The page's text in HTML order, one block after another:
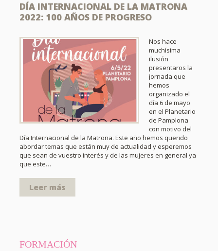
DÍA INTERNACIONAL DE LA MATRONA
2022: 100 AÑOS DE PROGRESO
Nos hace
muchísima
ilusión
presentaros la
jornada que
hemos
organizado el
día 6 de mayo
en el Planetario
de Pamplona
con motivo del
Día Internacional de la Matrona. Este año hemos querido
abordar temas que están muy de actualidad y esperemos
que sean de vuestro interés y de las mujeres en general ya
que este…
Leer más
FORMACIÓN